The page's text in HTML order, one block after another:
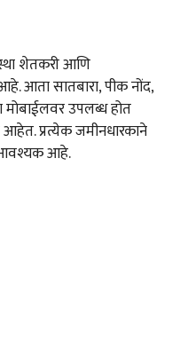
शेतकरी आणि
आता सातबारा, पीक नोंद,
उपलब्ध होत
प्रत्येक जमीनधारकाने
आवश्यक आहे.